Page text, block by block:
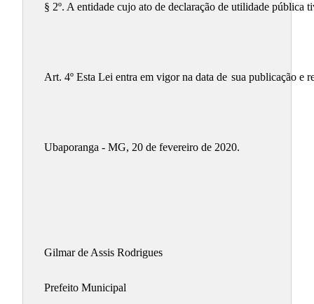
§ 2º. A entidade cujo ato de declaração de utilidade pública
Art. 4º Esta Lei entra em vigor na data de sua publicação e
Ubaporanga - MG, 20 de fevereiro de 2020.
Gilmar de Assis Rodrigues
Prefeito Municipal